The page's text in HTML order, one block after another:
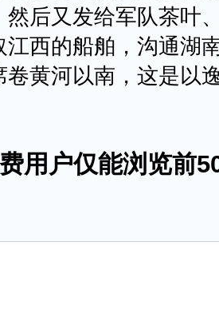
然后又发给军队茶叶
江西的船舶，沟通湖
卷黄河以南，这是以
用户仅能浏览前